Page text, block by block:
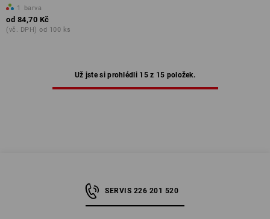
1 barva
od 84,70 Kč
(vč. DPH) od 100 ks
Už jste si prohlédli 15 z 15 položek.
SERVIS 226 201 520